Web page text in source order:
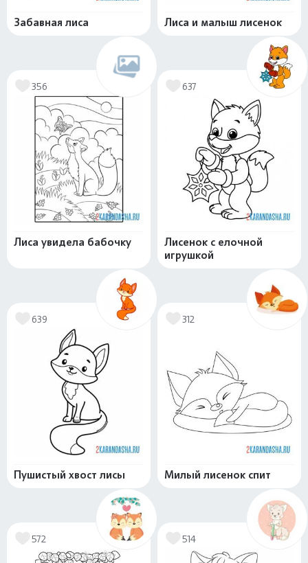
Забавная лиса Лиса и малыш лисенок
356
Лиса увидела бабочку
637
Лисенок с елочной
игрушкой
639
Пушистый хвост лисы
312
Милый лисенок спит
572 514